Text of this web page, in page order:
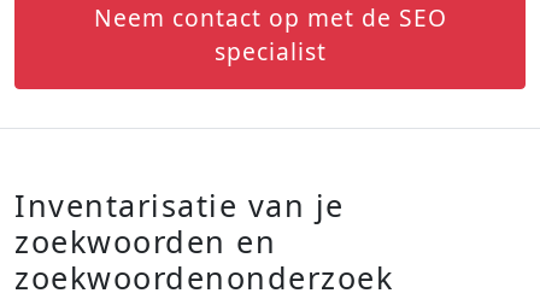
Neem contact op met de SEO
specialist
Inventarisatie van je
zoekwoorden en
zoekwoordenonderzoek